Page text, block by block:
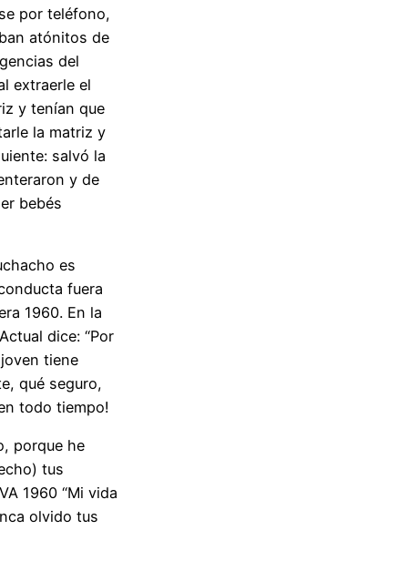
por teléfono,
atónitos de
del
extraerle el
y tenían que
la matriz y
salvó la
y de
bebés
es
fuera
1960. En la
dice: “Por
tiene
qué seguro,
todo tiempo!
porque he
tus
1960 “Mi vida
olvido tus